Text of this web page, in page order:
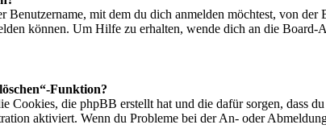
Benutzername, mit dem du dich anmelden möchtest, von
können. Um Hilfe zu erhalten, wende dich an die Board-
Funktion?
Cookies, die phpBB erstellt hat und die dafür sorgen, dass
aktiviert. Wenn du Probleme bei der An- oder